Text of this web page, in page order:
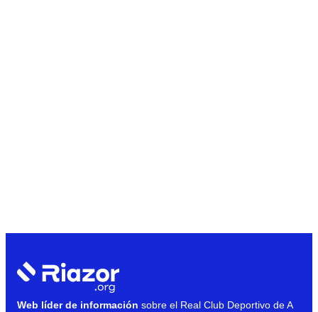
Web líder de información sobre el Real Club Deportivo de A